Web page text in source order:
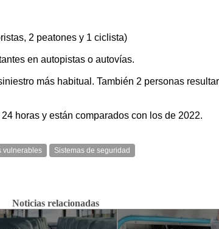
2 peatones y 1 ciclista)
en autopistas o autovías.
más habitual. También 2 personas
horas y están comparados con los de 2022.
vulnerables Sistemas de seguridad
Noticias relacionadas